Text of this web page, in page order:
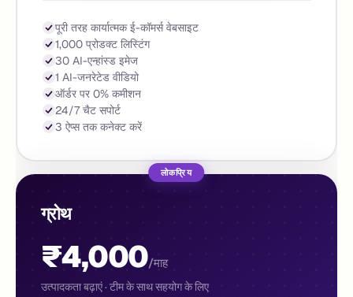
पूरी तरह कार्यात्मक ई-कॉमर्स वेबसाइट
1,000 प्रोडक्ट लिस्टिंग
30 AI-एन्हांस्ड इमेज
1 AI-जनरेटेड वीडियो
ऑर्डर पर 0% कमीशन
24/7 चैट सपोर्ट
3 ऐप्स तक कनेक्ट करें
लोकप्रिय
ग्रोथ
₹4,000/माह
उत्पादकता बढ़ाएं · टीम के साथ सहयोग के लिए